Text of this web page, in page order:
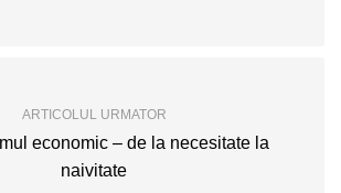
ARTICOLUL URMATOR
economic – de la necesitate la
naivitate